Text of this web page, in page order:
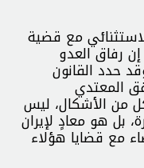
مع قضية
إن رفاق العدو
حدد القانون
المعتدي
من الأشكال، ليس
بل هو معادٍ لإيران
مع قضايا هؤلاء